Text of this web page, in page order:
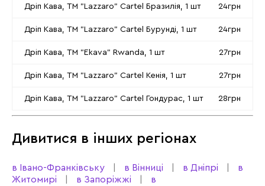
Дріп Кава, ТМ "Lazzaro" Cartel Бразилія, 1 шт 24грн
Дріп Кава, ТМ "Lazzaro" Cartel Бурунді, 1 шт 24грн
Дріп Кава, ТМ "Ekava" Rwanda, 1 шт 27грн
Дріп Кава, ТМ "Lazzaro" Cartel Кенія, 1 шт 27грн
Дріп Кава, ТМ "Lazzaro" Cartel Гондурас, 1 шт 28грн
Дивитися в інших регіонах
в Івано-Франківську в Вінниці в Дніпрі
в
Житомирі
в Запоріжжі
в